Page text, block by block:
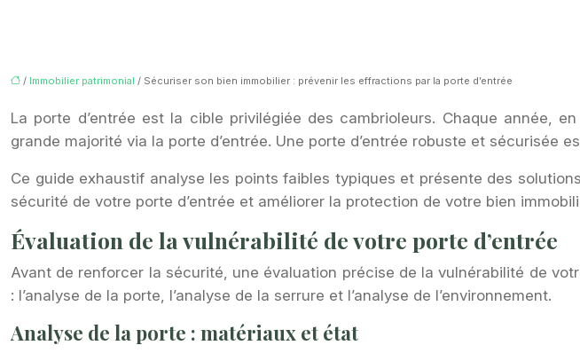
/ Immobilier patrimonial / Sécuriser son bien immobilier : prévenir les effractions par la porte d’entrée
La porte d’entrée est la cible privilégiée des cambrioleurs. Chaque
grande majorité via la porte d’entrée. Une porte d’entrée robuste et
Ce guide exhaustif analyse les points faibles typiques et présente des
sécurité de votre porte d’entrée et améliorer la protection de votre bien
Évaluation de la vulnérabilité de votre porte d’entrée
Avant de renforcer la sécurité, une évaluation précise de la vulnérabilité de
: l’analyse de la porte, l’analyse de la serrure et l’analyse de l’environnement.
Analyse de la porte : matériaux et état